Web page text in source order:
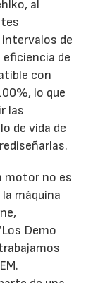
al
de
de
con
lo que
las
de vida de
motor no es
máquina
Demo